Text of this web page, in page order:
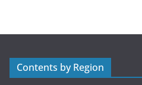
r
Contents by Region